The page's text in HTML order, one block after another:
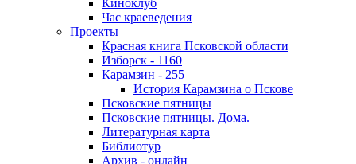
Киноклуб
Час краеведения
Проекты
Красная книга Псковской области
Изборск - 1160
Карамзин - 255
История Карамзина о Пскове
Псковские пятницы
Псковские пятницы. Дома.
Литературная карта
Библиотур
Архив - онлайн